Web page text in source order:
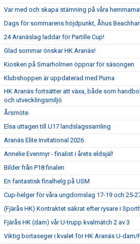
Var med och skapa stämning på våra
Dags för sommarens höjdpunkt, Åhus
24 Aranäslag laddar för Partille Cup!
Glad sommar önskar HK Aranäs!
Kiosken på Smarholmen öppnar för säsongen
Klubshoppen är uppdaterad med Puma
HK Aranäs fortsätter att växa, både som
och utvecklingsmiljö
Årsmöte
Elsa uttagen till U17 landslagssamling
Aranäs Elite Invitational 2026
Annelie Evenmyr - finalist i årets eldsjäl!
Bilder från P18 finalen
En fantastisk finalhelg på USM
Cup-helger för våra ungdomslag 17-19 och 25-
(Fjärås HK) Kontraktet säkrat efter rysare i
Fjärås HK (dam) vår U-trupp kvalmatch 2 av 3
Viktig bortaseger i kvalet för HK Aranäs U-dam/